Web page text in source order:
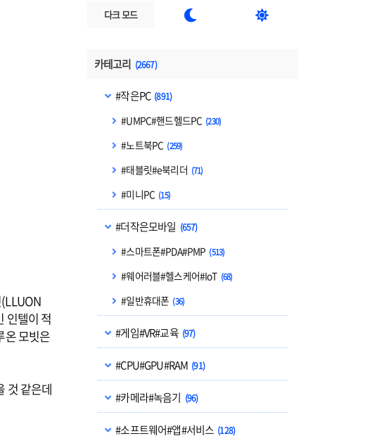
다크 모드  
카테고리 (2667)
#작은PC (891)
#UMPC#핸드헬드PC (230)
#노트북PC (259)
#태블릿#e북리더 (71)
#미니PC (15)
#더작은모바일 (657)
#스마트폰#PDA#PMP (513)
#웨어러블#헬스케어#IoT (68)
#일반휴대폰 (36)
#게임#VR#교육 (97)
#CPU#GPU#RAM (91)
#카메라#녹음기 (96)
#소프트웨어#앱#서비스 (128)
인텔이 적
온 모빗은
것 같은데